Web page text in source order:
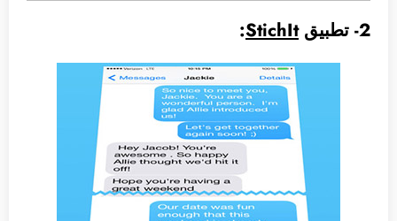
2- تطبيق StichIt
: